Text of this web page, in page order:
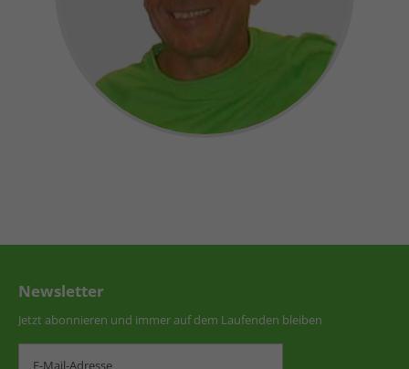
Newsletter
Jetzt abonnieren und immer auf dem Laufenden bleiben